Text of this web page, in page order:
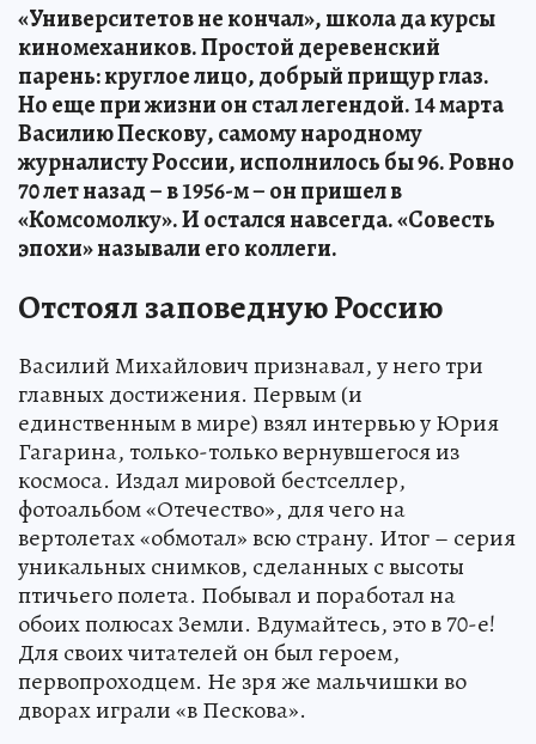
«Университетов не кончал», школа да курсы
киномехаников. Простой деревенский
парень: круглое лицо, добрый прищур глаз.
Но еще при жизни он стал легендой. 14 марта
Василию Пескову, самому народному
журналисту России, исполнилось бы 96. Ровно
70 лет назад – в 1956-м – он пришел в
«Комсомолку». И остался навсегда. «Совесть
эпохи» называли его коллеги.
Отстоял заповедную Россию
Василий Михайлович признавал, у него три
главных достижения. Первым (и
единственным в мире) взял интервью у Юрия
Гагарина, только-только вернувшегося из
космоса. Издал мировой бестселлер,
фотоальбом «Отечество», для чего на
вертолетах «обмотал» всю страну. Итог – серия
уникальных снимков, сделанных с высоты
птичьего полета. Побывал и поработал на
обоих полюсах Земли. Вдумайтесь, это в 70-е!
Для своих читателей он был героем,
первопроходцем. Не зря же мальчишки во
дворах играли «в Пескова».